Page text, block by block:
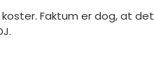
Faktum er dog, at det